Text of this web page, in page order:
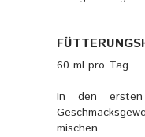
60 ml pro Tag.
In den
mischen.